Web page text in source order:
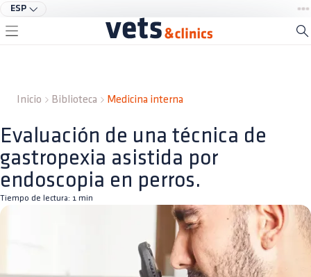
ESP
Inicio Biblioteca Medicina interna
Evaluación de una técnica de
gastropexia asistida por
endoscopia en perros.
Tiempo de lectura: 1 min